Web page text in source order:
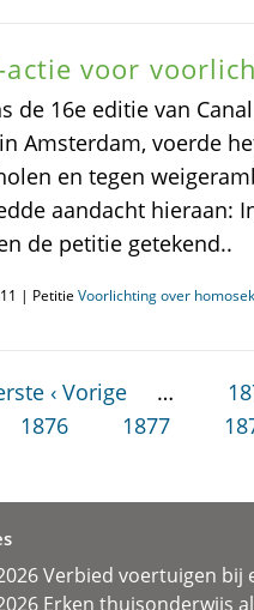
actie voor
de 16e editie van
Amsterdam, voerde
en tegen
aandacht hieraan:
de petitie getekend..
| Petitie Voorlichting over
‹ Vorige …
1876
1877
Verbied voertuigen
Erken thuisonderwijs